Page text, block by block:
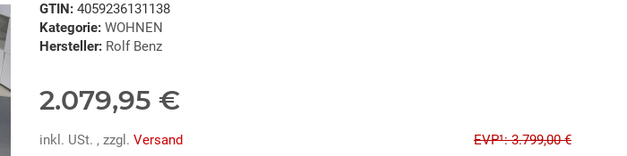
GTIN: 4059236131138
Kategorie: WOHNEN
Hersteller: Rolf Benz
2.079,95 €
inkl. USt. , zzgl. Versand EVP¹: 3.799,00 €